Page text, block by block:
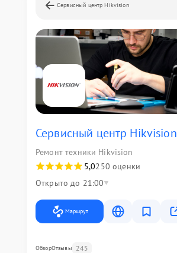
Сервисный центр Hikvision
Сервисный центр Hikvision
Ремонт техники Hikvision
5,0250 оценки
Открыто до 21:00
Маршрут
ОбзорОтзывы 245